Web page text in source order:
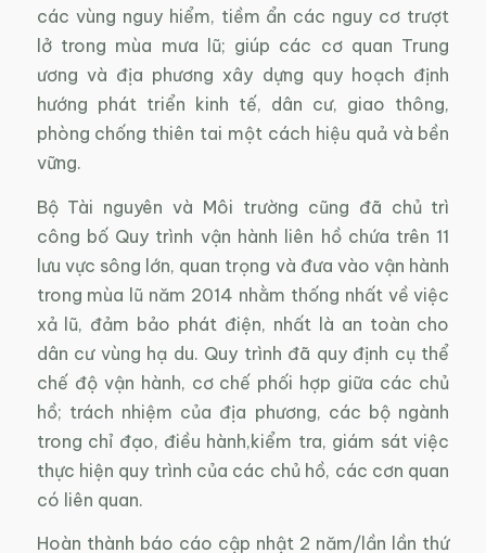
các vùng nguy hiểm, tiềm ẩn các nguy cơ trượt
lở trong mùa mưa lũ; giúp các cơ quan Trung
ương và địa phương xây dựng quy hoạch định
hướng phát triển kinh tế, dân cư, giao thông,
phòng chống thiên tai một cách hiệu quả và bền
vững.
Bộ Tài nguyên và Môi trường cũng đã chủ trì
công bố Quy trình vận hành liên hồ chứa trên 11
lưu vực sông lớn, quan trọng và đưa vào vận hành
trong mùa lũ năm 2014 nhằm thống nhất về việc
xả lũ, đảm bảo phát điện, nhất là an toàn cho
dân cư vùng hạ du. Quy trình đã quy định cụ thể
chế độ vận hành, cơ chế phối hợp giữa các chủ
hồ; trách nhiệm của địa phương, các bộ ngành
trong chỉ đạo, điều hành,kiểm tra, giám sát việc
thực hiện quy trình của các chủ hồ, các cơn quan
có liên quan.
Hoàn thành báo cáo cập nhật 2 năm/lần lần thứ